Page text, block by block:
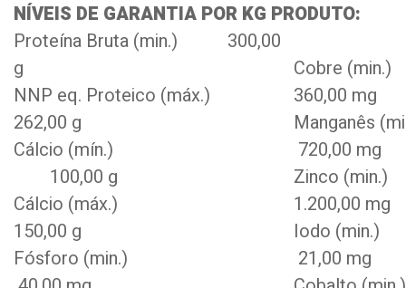
NÍVEIS DE GARANTIA POR KG PRODUTO:
Proteína Bruta (min.) 300,00
g
NNP eq. Proteico (máx.)
262,00 g
Cálcio (mín.)
100,00 g
Cálcio (máx.)
150,00 g
Fósforo (min.)
Cobre
360,00 mg
720,00 mg
Zinco
1.200,00 mg
Iodo
21,00 mg